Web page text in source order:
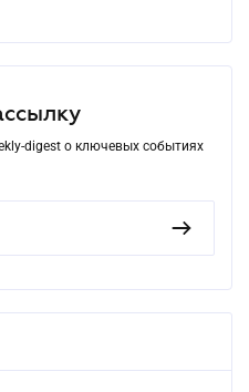
digest о ключевых событиях